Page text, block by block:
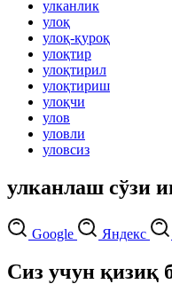
улканлик
улоқ
улоқ-қуроқ
улоқтир
улоқтирил
улоқтириш
улоқчи
улов
уловли
уловсиз
улканлаш сўзи
Google Яндекс
Сиз учун қизиқ